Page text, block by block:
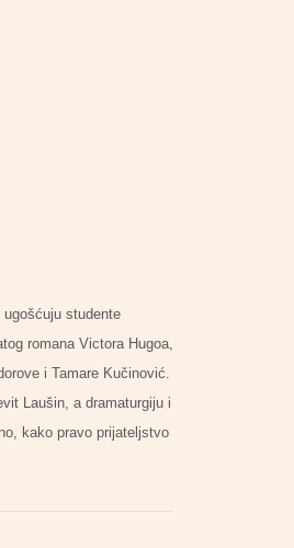
studente
romana Victora Hugoa,
i Tamare Kučinović.
Laušin, a dramaturgiju i
kako pravo prijateljstvo